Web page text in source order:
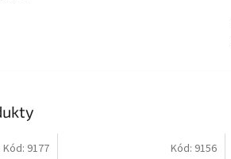
Kód: 9177 Kód: 9156